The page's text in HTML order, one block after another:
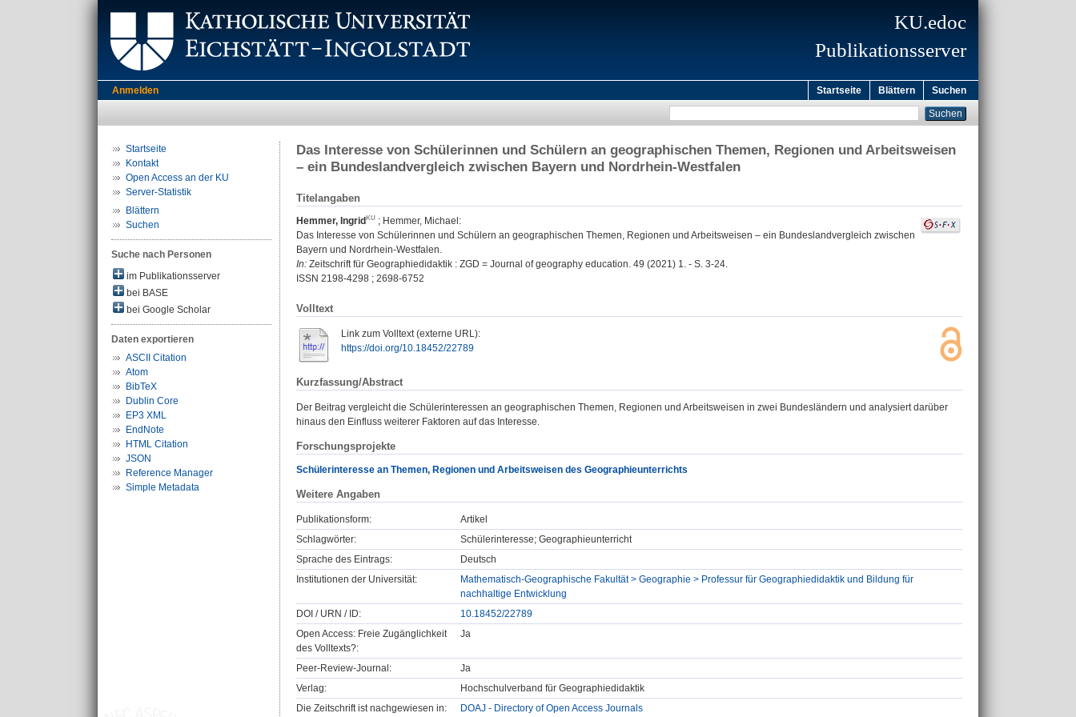
KU.edoc
Publikationsserver
Anmelden Startseite Blättern Suchen
Startseite
Kontakt
Open Access an der KU
Server-Statistik
Blättern
Suchen
Suche nach Personen
im Publikationsserver
bei BASE
bei Google Scholar
Daten exportieren
ASCII Citation
Atom
BibTeX
Dublin Core
EP3 XML
EndNote
HTML Citation
JSON
Reference Manager
Simple Metadata
Das Interesse von Schülerinnen und Schülern an geographischen Themen, Regionen und Arbeitsweisen
– ein Bundeslandvergleich zwischen Bayern und Nordrhein-Westfalen
Titelangaben
Hemmer, Ingrid ; Hemmer, Michael :
Das Interesse von Schülerinnen und Schülern an geographischen Themen, Regionen und Arbeitsweisen – ein Bundeslandvergleich zwischen
Bayern und Nordrhein-Westfalen.
In: Zeitschrift für Geographiedidaktik : ZGD = Journal of geography education. 49 (2021) 1. - S. 3-24.
ISSN 2198-4298 ; 2698-6752
Volltext
Link zum Volltext (externe URL):
https://doi.org/10.18452/22789
Kurzfassung/Abstract
Der Beitrag vergleicht die Schülerinteressen an geographischen Themen, Regionen und Arbeitsweisen in zwei Bundesländern und analysiert darüber
hinaus den Einfluss weiterer Faktoren auf das Interesse.
Forschungsprojekte
Schülerinteresse an Themen, Regionen und Arbeitsweisen des Geographieunterrichts
Weitere Angaben
Publikationsform:
Artikel
Schlagwörter:
Schülerinteresse; Geographieunterricht
Sprache des Eintrags:
Deutsch
Institutionen der Universität:
Mathematisch-Geographische Fakultät > Geographie > Professur für Geographiedidaktik und Bildung für
nachhaltige Entwicklung
DOI / URN / ID:
10.18452/22789
Open Access: Freie Zugänglichkeit
des Volltexts?:
Ja
Peer-Review-Journal:
Ja
Verlag:
Hochschulverband für Geographiedidaktik
Die Zeitschrift ist nachgewiesen in:
DOAJ - Directory of Open Access Journals